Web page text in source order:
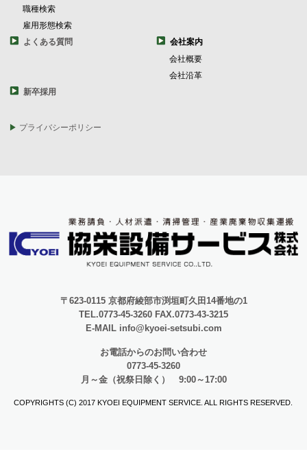
職種検索
雇用形態検索
よくある質問
会社案内
会社概要
会社沿革
新卒採用
プライバシーポリシー
〒623-0115 京都府綾部市渕垣町久田14番地の1
TEL.0773-45-3260 FAX.0773-43-3215
E-MAIL info@kyoei-setsubi.com
お電話からのお問い合わせ
0773-45-3260
月～金（祝祭日除く） 9:00～17:00
COPYRIGHTS (C) 2017 KYOEI EQUIPMENT SERVICE. ALL RIGHTS RESERVED.